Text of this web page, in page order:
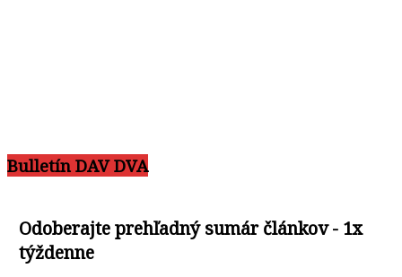
Bulletín DAV DVA
Odoberajte prehľadný sumár článkov - 1x
týždenne